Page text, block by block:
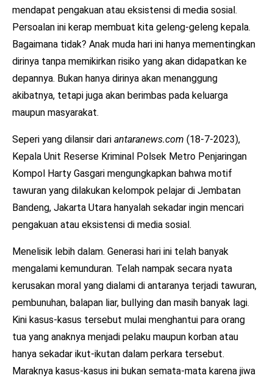
mendapat pengakuan atau eksistensi di media sosial.
Persoalan ini kerap membuat kita geleng-geleng kepala.
Bagaimana tidak? Anak muda hari ini hanya mementingkan
dirinya tanpa memikirkan risiko yang akan didapatkan ke
depannya. Bukan hanya dirinya akan menanggung
akibatnya, tetapi juga akan berimbas pada keluarga
maupun masyarakat.
Seperi yang dilansir dari antaranews.com (18-7-2023),
Kepala Unit Reserse Kriminal Polsek Metro Penjaringan
Kompol Harty Gasgari mengungkapkan bahwa motif
tawuran yang dilakukan kelompok pelajar di Jembatan
Bandeng, Jakarta Utara hanyalah sekadar ingin mencari
pengakuan atau eksistensi di media sosial.
Menelisik lebih dalam. Generasi hari ini telah banyak
mengalami kemunduran. Telah nampak secara nyata
kerusakan moral yang dialami di antaranya terjadi tawuran,
pembunuhan, balapan liar, bullying dan masih banyak lagi.
Kini kasus-kasus tersebut mulai menghantui para orang
tua yang anaknya menjadi pelaku maupun korban atau
hanya sekadar ikut-ikutan dalam perkara tersebut.
Maraknya kasus-kasus ini bukan semata-mata karena jiwa